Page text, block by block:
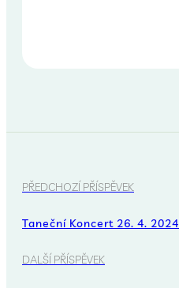
PŘEDCHOZÍ PŘÍSPĚVEK
Taneční Koncert 26. 4. 2024
DALŠÍ PŘÍSPĚVEK